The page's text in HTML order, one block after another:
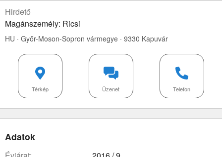
Hirdető
Magánszemély: Ricsi
HU · Győr-Moson-Sopron vármegye · 9330 Kapuvár
Telefon
Üzenet
Térkép
Adatok